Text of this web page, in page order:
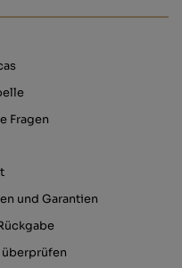
Fragen
und Garantien